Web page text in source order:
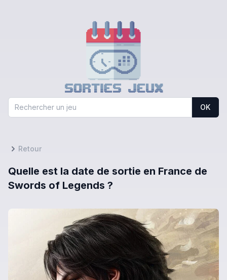
OK
Retour
Quelle est la date de sortie en France de
Swords of Legends ?